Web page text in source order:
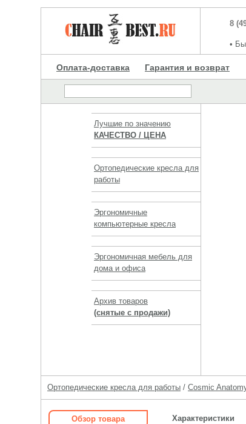
8
•
Оплата-доставка Гарантия и возврат
Лучшие по значению
КАЧЕСТВО / ЦЕНА
Ортопедические кресла для
работы
Эргономичные
компьютерные кресла
Эргономичная мебель для
дома и офиса
Архив товаров
(снятые с продажи)
Ортопедические кресла для работы / Cosmic
Обзор товара Характеристики